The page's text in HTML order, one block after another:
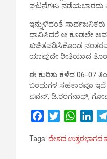
ಘಟನೆಗಳು ನಡೆಯಬಾರದು
ಇನ್ನುಳಿದಂತೆ
ಧಾವಿಸಿದರೆ ಆ ಕೂಡಲೇ
ಖಚಿತಪಡಿಸಿಕೊಂಡ
ಯಾವುದೇ ರೀತಿಯಾದ
ಈ ಕುರಿತು ಕಳೆದ 06-07
ಬಂಧುಗಳ ಸಹಕಾರವೂ ಇದೆ
ಪವನ್, ಡಿ.ರಂಗನಾಥ್,
c
i
W
a
n
Tags: ದೇಶದ ಉತ್ತರಭಾಗದ